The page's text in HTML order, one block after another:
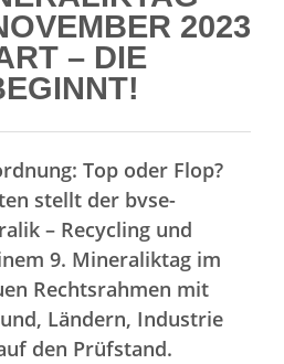
2023
– DIE
Top oder Flop?
stellt der bvse-
– Recycling und
9. Mineraliktag im
Rechtsrahmen mit
Ländern, Industrie
den Prüfstand.